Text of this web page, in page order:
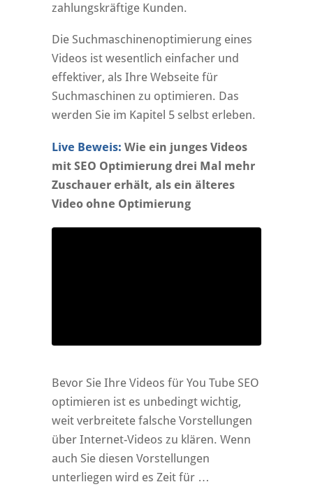
zahlungskräftige Kunden.
Die Suchmaschinenoptimierung eines
Videos ist wesentlich einfacher und
effektiver, als Ihre Webseite für
Suchmaschinen zu optimieren. Das
werden Sie im Kapitel 5 selbst erleben.
Live Beweis: Wie ein junges Videos
mit SEO Optimierung drei Mal mehr
Zuschauer erhält, als ein älteres
Video ohne Optimierung
Bevor Sie Ihre Videos für You Tube SEO
optimieren ist es unbedingt wichtig,
weit verbreitete falsche Vorstellungen
über Internet-Videos zu klären. Wenn
auch Sie diesen Vorstellungen
unterliegen wird es Zeit für …